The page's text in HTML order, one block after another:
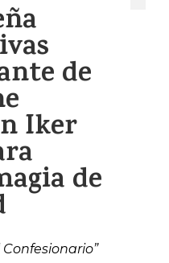
de
Iker
de